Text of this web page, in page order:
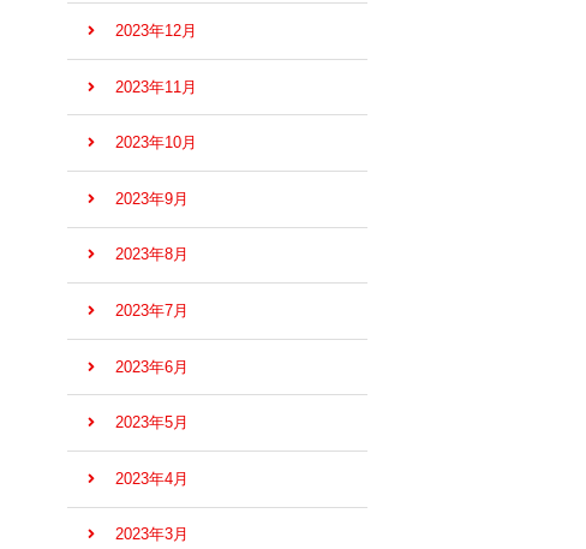
2023年12月
2023年11月
2023年10月
2023年9月
2023年8月
2023年7月
2023年6月
2023年5月
2023年4月
2023年3月